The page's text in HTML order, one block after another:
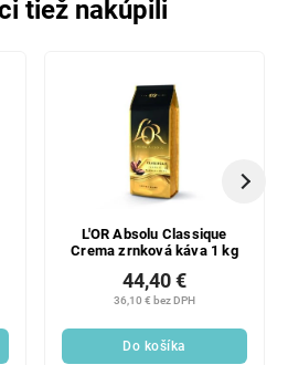
tiež nakúpili
L'OR Absolu Classique
Crema zrnková káva 1 kg
36,10 € bez DPH
44,40 €
Do košíka